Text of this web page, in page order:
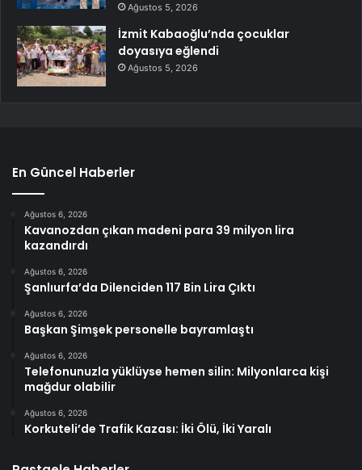
Ağustos 5, 2026
İzmit Kabaoğlu’nda çocuklar
doyasıya eğlendi
Ağustos 5, 2026
En Güncel Haberler
Ağustos 6, 2026
Kavanozdan çıkan madeni para 39 milyon lira
kazandırdı
Ağustos 6, 2026
Şanlıurfa’da Dilenciden 117 Bin Lira Çıktı
Ağustos 6, 2026
Başkan Şimşek personelle bayramlaştı
Ağustos 6, 2026
Telefonunuzla yüklüyse hemen silin: Milyonlarca kişi
mağdur olabilir
Ağustos 6, 2026
Korkuteli’de Trafik Kazası: İki Ölü, İki Yaralı